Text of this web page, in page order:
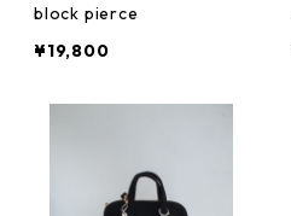
block pierce
¥19,800